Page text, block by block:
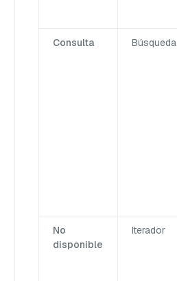
Consulta Búsqueda
No
disponible
Iterador